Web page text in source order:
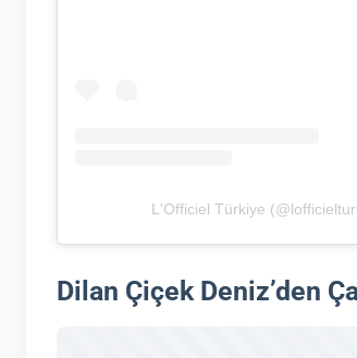
L'Officiel Türkiye
Dilan Çiçek Deniz’den